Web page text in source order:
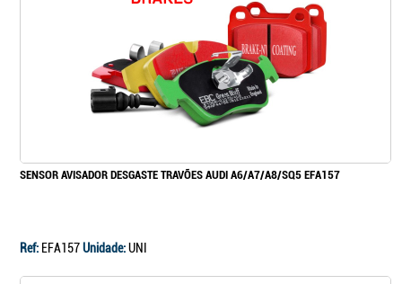
SENSOR AVISADOR DESGASTE TRAVÕES AUDI A6/A7/A8/SQ5 EFA157
Ref: EFA157Unidade:UNI